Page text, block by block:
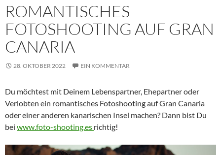
ROMANTISCHES
FOTOSHOOTING AUF GRAN
CANARIA
28. OKTOBER 2022 EIN KOMMENTAR
Du möchtest mit Deinem Lebenspartner, Ehepartner oder
Verlobten ein romantisches Fotoshooting auf Gran Canaria
oder einer anderen kanarischen Insel machen? Dann bist Du
bei www.foto-shooting.es richtig!